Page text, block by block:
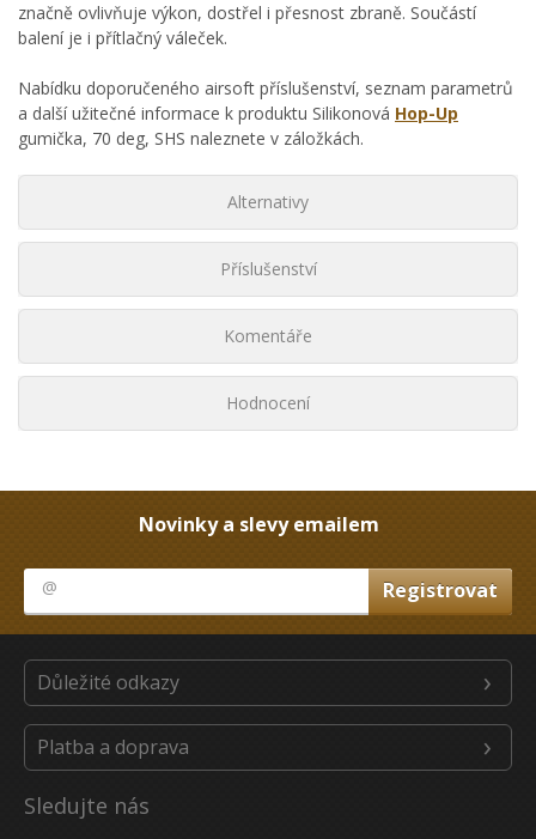
značně ovlivňuje výkon, dostřel i přesnost zbraně. Součástí
balení je i přítlačný váleček.
Nabídku doporučeného airsoft příslušenství, seznam parametrů
a další užitečné informace k produktu Silikonová Hop-Up
gumička, 70 deg, SHS naleznete v záložkách.
Alternativy
Příslušenství
Komentáře
Hodnocení
Novinky a slevy emailem
Důležité odkazy
Platba a doprava
Sledujte nás